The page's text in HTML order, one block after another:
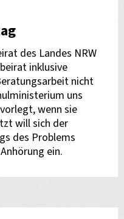
des Landes NRW
inklusive
nicht
uns
wenn sie
will sich der
des Problems
ein.